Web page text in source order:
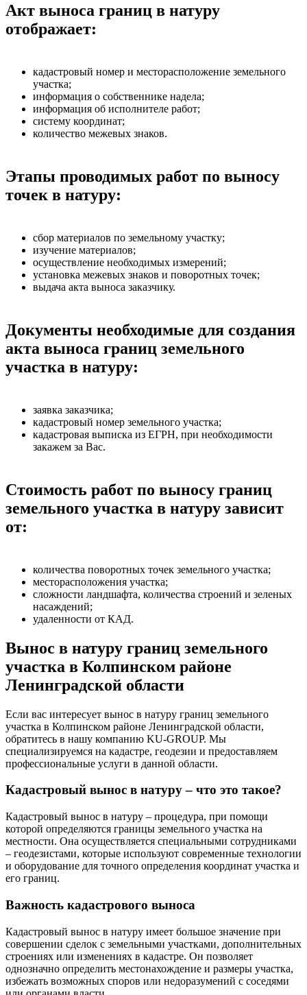
Акт выноса границ в натуру
отображает:
кадастровый номер и месторасположение земельного
участка;
информация о собственнике надела;
информация об исполнителе работ;
систему координат;
количество межевых знаков.
Этапы проводимых работ по выносу
точек в натуру:
сбор материалов по земельному участку;
изучение материалов;
осуществление необходимых измерений;
установка межевых знаков и поворотных точек;
выдача акта выноса заказчику.
Документы необходимые для создания
акта выноса границ земельного
участка в натуру:
заявка заказчика;
кадастровый номер земельного участка;
кадастровая выписка из ЕГРН, при необходимости
закажем за Вас.
Стоимость работ по выносу границ
земельного участка в натуру зависит
от:
количества поворотных точек земельного участка;
месторасположения участка;
сложности ландшафта, количества строений и зеленых
насаждений;
удаленности от КАД.
Вынос в натуру границ земельного
участка в Колпинском районе
Ленинградской области
Если вас интересует вынос в натуру границ земельного
участка в Колпинском районе Ленинградской области,
обратитесь в нашу компанию KU-GROUP. Мы
специализируемся на кадастре, геодезии и предоставляем
профессиональные услуги в данной области.
Кадастровый вынос в натуру – что это такое?
Кадастровый вынос в натуру – процедура, при помощи
которой определяются границы земельного участка на
местности. Она осуществляется специальными сотрудниками
– геодезистами, которые используют современные технологии
и оборудование для точного определения координат участка и
его границ.
Важность кадастрового выноса
Кадастровый вынос в натуру имеет большое значение при
совершении сделок с земельными участками, дополнительных
строениях или изменениях в кадастре. Он позволяет
однозначно определить местонахождение и размеры участка,
избежать возможных споров или недоразумений с соседями